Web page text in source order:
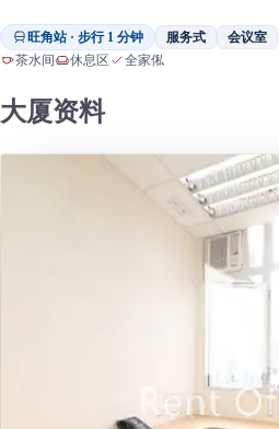
旺角站 · 步行 1 分钟 服务式 会议室
茶水间 休息区 全家俬
大厦资料